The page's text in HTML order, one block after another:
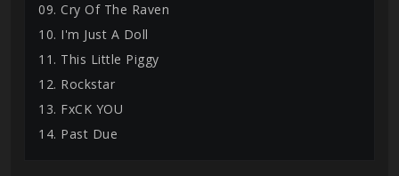
09. Cry Of The Raven
10. I'm Just A Doll
11. This Little Piggy
12. Rockstar
13. FxCK YOU
14. Past Due